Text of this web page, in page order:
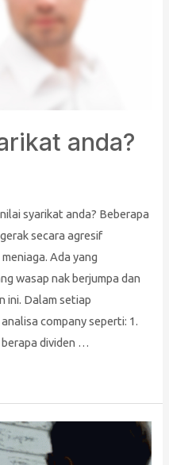
anda?
syarikat anda? Beberapa
secara agresif
Ada yang
wasap nak berjumpa dan
ini. Dalam setiap
company seperti: 1.
dividen …